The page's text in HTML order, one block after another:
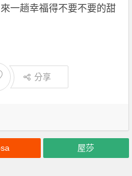
一趟幸福得不要不要的甜
分享
屋莎